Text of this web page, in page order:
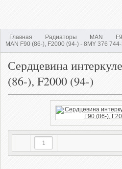
Главная Радиаторы MAN
MAN F90 (86-), F2000 (94-) - 8MY 376
Сердцевина
(86-), F2000 (94-)